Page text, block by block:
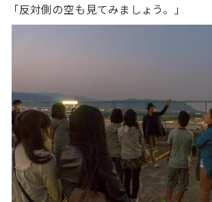
「反対側の空も見てみましょう。」